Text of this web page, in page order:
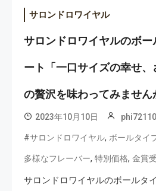
サロンドロワイヤル
サロンドロワイヤルのボ
ート「一口サイズの幸せ
の贅沢を味わってみません
2023年10月10日 phi72110
#サロンドロワイヤル, ボールタイ
多様なフレーバー, 特別価格, 金賞
サロンドロワイヤルのボールタ